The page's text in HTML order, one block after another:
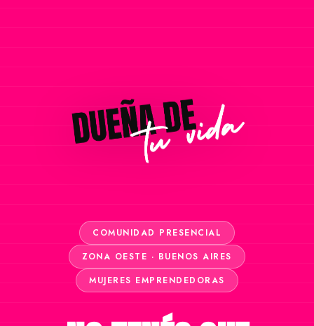
COMUNIDAD PRESENCIAL
ZONA OESTE · BUENOS AIRES
MUJERES EMPRENDEDORAS